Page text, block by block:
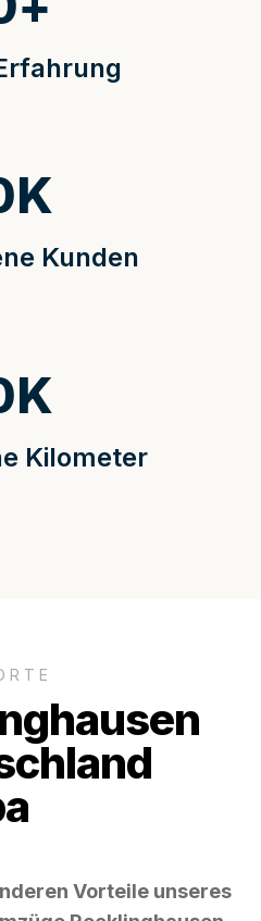
Kunden
K
Kilometer
K
Vorteile unseres